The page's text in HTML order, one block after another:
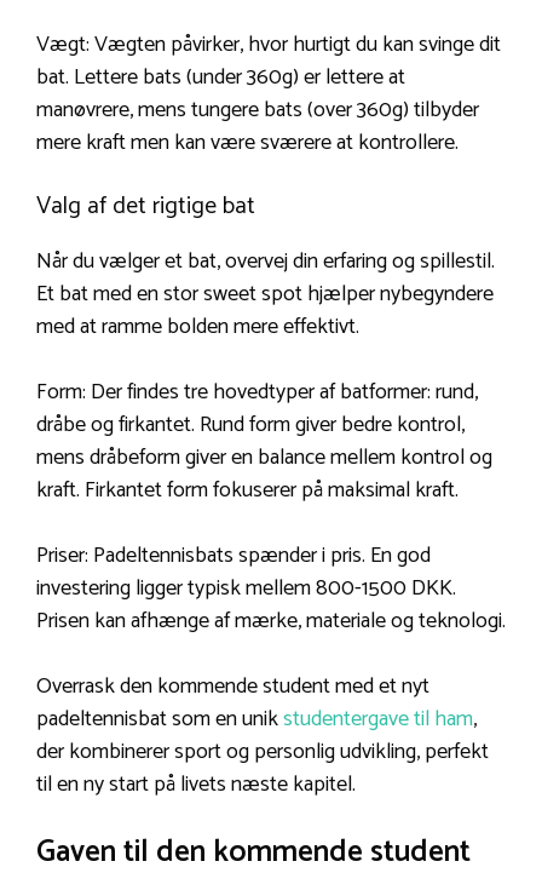
Vægt: Vægten påvirker, hvor hurtigt du kan svinge dit
bat. Lettere bats (under 360g) er lettere at
manøvrere, mens tungere bats (over 360g) tilbyder
mere kraft men kan være sværere at kontrollere.
Valg af det rigtige bat
Når du vælger et bat, overvej din erfaring og spillestil.
Et bat med en stor sweet spot hjælper nybegyndere
med at ramme bolden mere effektivt.
Form: Der findes tre hovedtyper af batformer: rund,
dråbe og firkantet. Rund form giver bedre kontrol,
mens dråbeform giver en balance mellem kontrol og
kraft. Firkantet form fokuserer på maksimal kraft.
Priser: Padeltennisbats spænder i pris. En god
investering ligger typisk mellem 800-1500 DKK.
Prisen kan afhænge af mærke, materiale og teknologi.
Overrask den kommende student med et nyt
padeltennisbat som en unikstudentergave til ham,
der kombinerer sport og personlig udvikling, perfekt
til en ny start på livets næste kapitel.
Gaven til den kommende student